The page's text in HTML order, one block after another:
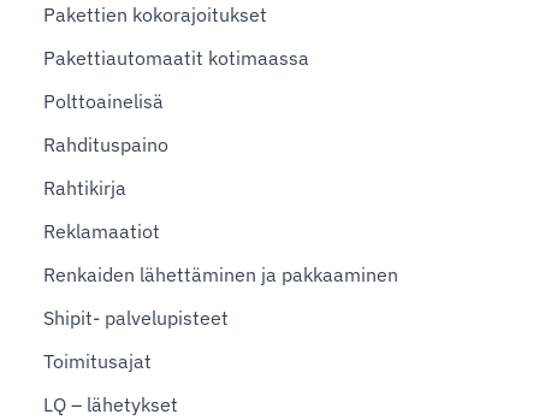
Pakettien kokorajoitukset
Pakettiautomaatit kotimaassa
Polttoainelisä
Rahdituspaino
Rahtikirja
Reklamaatiot
Renkaiden lähettäminen ja pakkaaminen
Shipit- palvelupisteet
Toimitusajat
LQ – lähetykset